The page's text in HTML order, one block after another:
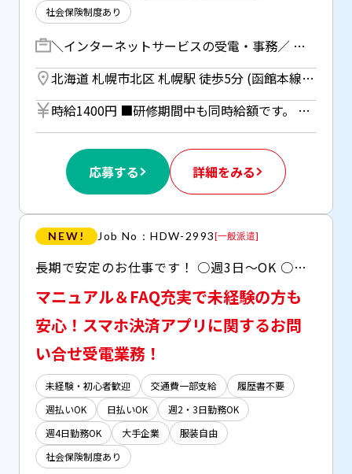
社会保険制度あり
＼インターネットサービスの受電・事務／ インターネットサービスプロバイダに関する受電業務・事務処理業務をお任せします！ (1)受電業務 ・代理店担当者、他部署、エンドユーザーからのインターネットサービスプロバイダに関するお問合せ対応 (2)事務処理業務 ・インターネットサービスプロバイダに関する申込処理、支払方法や契約情報の登録変更処理など ・申込や取次の不備などに関する発信業務 ／ 段階を踏んで業務を覚えていただくのでご安心ください！ ＼ 例・・ 「インターネットサービスプロバイダを転居先で申し込んだが、引っ越しはまだなので現住所に会員証を送ってほしい」 「システムからの申込取次時にエラーとなるので、なぜエラーになっているか教えてほしい」 「工事情報をお客様に伝えてほしいので、個人向け窓口に取次いでほしい」 など 【研修期間】 ・座学研修：8月17日～8月24日 ・ＲＰ：8月25日～8月28日 ・ＯＪＴ ：8月31日～9月18日
北海道 札幌市北区 札幌駅 徒歩5分 (函館本線) ／ さっぽろ駅 徒歩5分 (札幌市営南北線) ／ さっぽろ駅 徒歩5分 (札幌市営東豊線)
時給1400円 ■研修期間中も同時給額です。 ■日払いOK（所定労働時間の80％迄） ■給与は月1回の銀行振込となりますが、「JOBPAY（ジョブペイ）」の利用で就業当日に給料相当額の一部をセブン銀行や三菱UFJ銀行、コンビニ等のATMから受け取る事が可能です！ ◎『JOBPAY』の詳細は登録時または当社HPで！
応募する 詳細をみる
NEW! Job No：HDW-2993[一般派遣]
長期で安定のお仕事です！ ○週3日～OK ○シフトのMIX・固定も可 ○残業はほとんどありません ○日払い(JOBPAYサービス)OK ○服装・髪型・ネイル・ピアス自由
マニュアル＆FAQ充実で未経験の方も
安心！スマホ決済アプリに関するお問
い合せ受電業務！
未経験・初心者歓迎 交通費一部支給
履歴書不要
週払いOK
日払いOK
週2・3日勤務OK
週4日勤務OK
大手企業
服装自由
社会保険制度あり